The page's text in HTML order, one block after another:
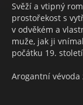
Svěží a vtipný
prostořekost s
v odvěkém a
muže, jak ji
počátku 19.
Arogantní